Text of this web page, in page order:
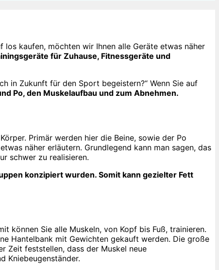
kaufen, möchten wir Ihnen alle Geräte etwas näher
für Zuhause, Fitnessgeräte und
in Zukunft für den Sport begeistern?“ Wenn Sie auf
Po, den Muskelaufbau und zum Abnehmen.
Primär werden hier die Beine, sowie der Po
näher erläutern. Grundlegend kann man sagen, das
schwer zu realisieren.
konzipiert wurden. Somit kann gezielter Fett
können Sie alle Muskeln, von Kopf bis Fuß, trainieren.
Hantelbank mit Gewichten gekauft werden. Die große
Zeit feststellen, dass der Muskel neue
Kniebeugenständer.